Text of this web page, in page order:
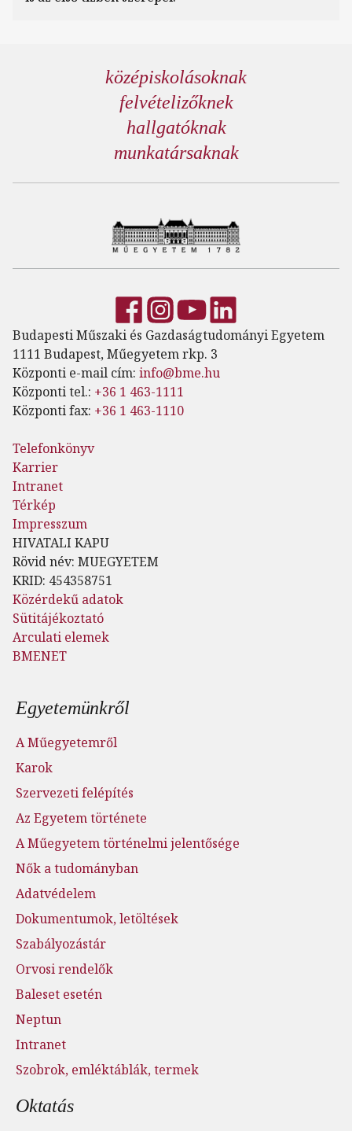
középiskolásoknak
felvételizőknek
hallgatóknak
munkatársaknak
Budapesti Műszaki és Gazdaságtudományi Egyetem
1111 Budapest, Műegyetem rkp. 3
Központi e-mail cím: info@bme.hu
Központi tel.: +36 1 463-1111
Központi fax: +36 1 463-1110
Telefonkönyv
Karrier
Intranet
Térkép
Impresszum
HIVATALI KAPU
Rövid név: MUEGYETEM
KRID: 454358751
Közérdekű adatok
Sütitájékoztató
Arculati elemek
BMENET
Lábléc menü
Egyetemünkről
A Műegyetemről
Karok
Szervezeti felépítés
Az Egyetem története
A Műegyetem történelmi jelentősége
Nők a tudományban
Adatvédelem
Dokumentumok, letöltések
Szabályozástár
Orvosi rendelők
Baleset esetén
Neptun
Intranet
Szobrok, emléktáblák, termek
Oktatás